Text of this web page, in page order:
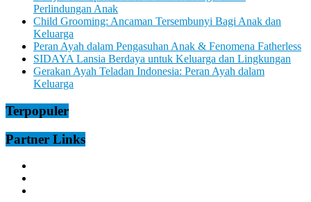
Perlindungan Anak
Child Grooming: Ancaman Tersembunyi Bagi Anak dan
Keluarga
Peran Ayah dalam Pengasuhan Anak & Fenomena Fatherless
SIDAYA Lansia Berdaya untuk Keluarga dan Lingkungan
Gerakan Ayah Teladan Indonesia: Peran Ayah dalam
Keluarga
Terpopuler
Partner Links